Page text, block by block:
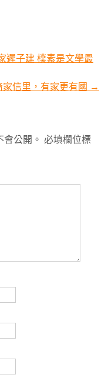
遲子建 樸素是文學最
信里，有家更有國 →
公開。 必填欄位標